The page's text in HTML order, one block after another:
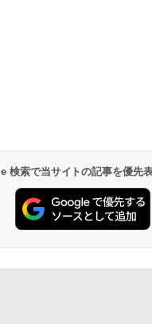
検索で当サイトの記事を優先